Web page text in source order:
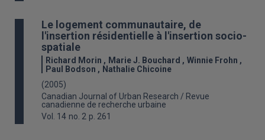
Le logement communautaire, de
l'insertion résidentielle à l'insertion socio-
spatiale
Richard Morin Marie J. Bouchard
Winnie Frohn
Paul Bodson
Nathalie Chicoine
(2005)
Canadian Journal of Urban Research / Revue
canadienne de recherche urbaine
Vol. 14 no. 2 p. 261